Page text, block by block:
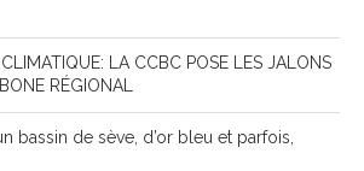
LA CCBC POSE LES JALONS
RÉGIONAL
bassin de sève, d’or bleu et parfois,